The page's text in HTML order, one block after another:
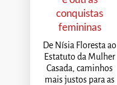
conquistas
femininas
De Nísia Floresta ao
Estatuto da Mulher
Casada, caminhos
mais justos para as